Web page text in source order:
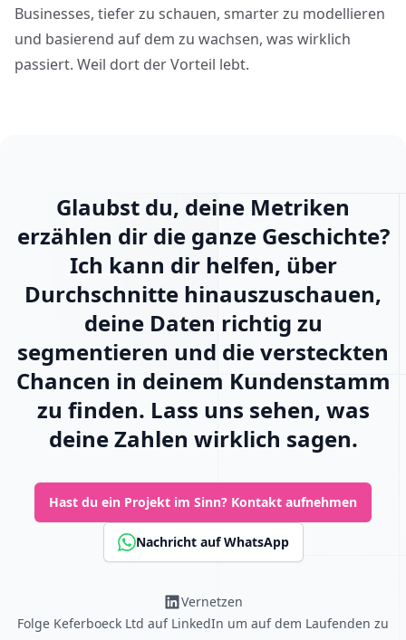
Businesses, tiefer zu schauen, smarter zu modellieren
und basierend auf dem zu wachsen, was wirklich
passiert. Weil dort der Vorteil lebt.
Glaubst du, deine Metriken
erzählen dir die ganze Geschichte?
Ich kann dir helfen, über
Durchschnitte hinauszuschauen,
deine Daten richtig zu
segmentieren und die versteckten
Chancen in deinem Kundenstamm
zu finden. Lass uns sehen, was
deine Zahlen wirklich sagen.
Hast du ein Projekt im Sinn? Kontakt aufnehmen
Nachricht auf WhatsApp
Vernetzen
Folge Keferboeck Ltd auf LinkedIn um auf dem Laufenden zu